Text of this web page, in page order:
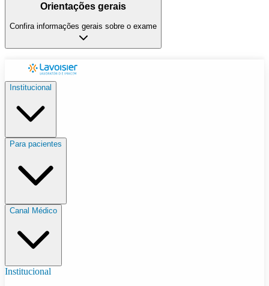
Orientações gerais
Confira informações gerais sobre o exame
Institucional
Para pacientes
Canal Médico
Institucional